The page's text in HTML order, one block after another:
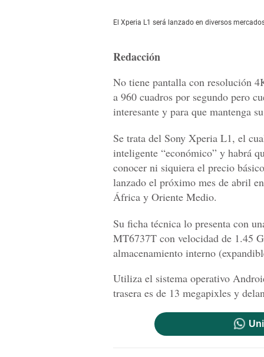
El Xperia L1 será lanzado en diversos
Redacción
No tiene pantalla con resolución
a 960 cuadros por segundo pero
interesante y para que mantenga
Se trata del Sony Xperia L1, el
inteligente “económico” y habrá
conocer ni siquiera el precio
lanzado el próximo mes de abril
África y Oriente Medio.
Su ficha técnica lo presenta con
MT6737T con velocidad de 1.45
almacenamiento interno
Utiliza el sistema operativo
trasera es de 13 megapixles y